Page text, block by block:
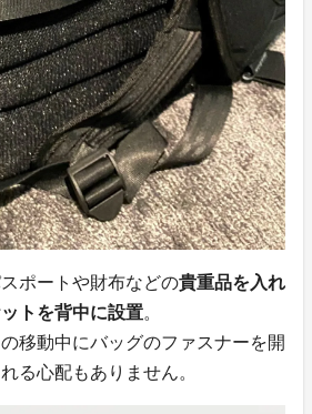
ポートや財布などの貴重品を入れ
トを背中に設置。
移動中にバッグのファスナーを開
る心配もありません。